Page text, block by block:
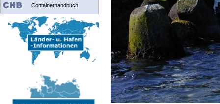
Containerhandbuch